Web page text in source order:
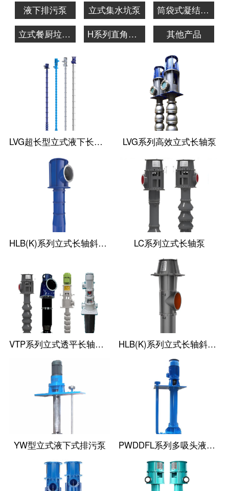
液下排污泵
立式集水坑泵
筒袋式凝结水泵
立式餐厨垃圾泵
H系列直角齿轮箱 其他产品
LVG超长型立式液下长轴泵 LVG系列高效立式长轴泵
HLB(K)系列立式长轴斜流泵 LC系列立式长轴泵
VTP系列立式透平长轴泵(国外使用) HLB(K)系列立式长轴斜流透平泵
YW型立式液下式排污泵 PWDDFL系列多吸头液下排污泵